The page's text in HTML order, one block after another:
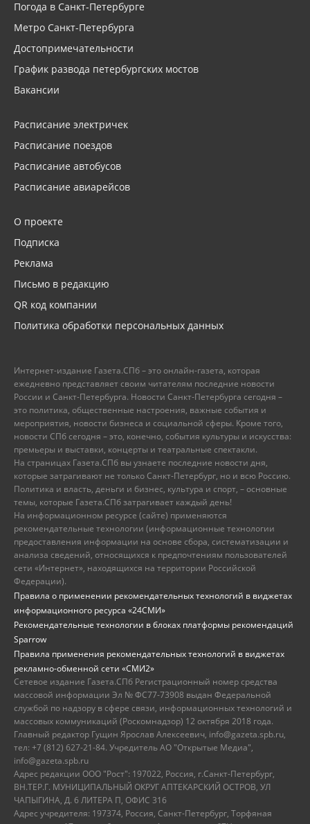
Погода в Санкт-Петербурге
Метро Санкт-Петербурга
Достопримечательности
График развода петербургских мостов
Вакансии
Расписание электричек
Расписание поездов
Расписание автобусов
Расписание авиарейсов
О проекте
Подписка
Реклама
Письмо в редакцию
QR код компании
Политика обработки персональных данных
Интернет-издание Газета.СПб – это онлайн-газета, которая
ежедневно представляет своим читателям последние новости
России и Санкт-Петербурга. Новости Санкт-Петербурга сегодня –
это политика, общественные настроения, важные события и
мероприятия, новости бизнеса и социальной сферы. Кроме того,
новости СПб сегодня – это, конечно, события культуры и искусства:
премьеры и выставки, концерты и театральные спектакли.
На страницах Газета.СПб вы узнаете последние новости дня,
которые затрагивают не только Санкт-Петербург, но и всю Россию.
Политика и власть, деньги и бизнес, культура и спорт, – основные
темы, которые Газета.СПб затрагивает каждый день!
На информационном ресурсе (сайте) применяются
рекомендательные технологии (информационные технологии
предоставления информации на основе сбора, систематизации и
анализа сведений, относящихся к предпочтениям пользователей
сети «Интернет», находящихся на территории Российской
Федерации).
Правила о применении рекомендательных технологий в виджетах
информационного ресурса «24СМИ»
Рекомендательные технологии в блоках платформы рекомендаций
Sparrow
Правила применения рекомендательных технологий в виджетах
рекламно-обменной сети «СМИ2»
Сетевое издание Газета.СПб Регистрационный номер средства
массовой информации Эл № ФС77-73908 выдан Федеральной
службой по надзору в сфере связи, информационных технологий и
массовых коммуникаций (Роскомнадзор) 12 октября 2018 года.
Главный редактор Гущин Ярослав Алексеевич, info@gazeta.spb.ru,
тел: +7 (812) 627-21-84. Учредитель АО "Открытые Медиа",
info@gazeta.spb.ru
Адрес редакции ООО "Рост": 197022, Россия, г.Санкт-Петербург,
ВН.ТЕР.Г. МУНИЦИПАЛЬНЫЙ ОКРУГ АПТЕКАРСКИЙ ОСТРОВ, УЛ
ЧАПЫГИНА, Д. 6 ЛИТЕРА П, ОФИС 316
Адрес учредителя: 197374, Россия, Санкт-Петербург, Торфяная